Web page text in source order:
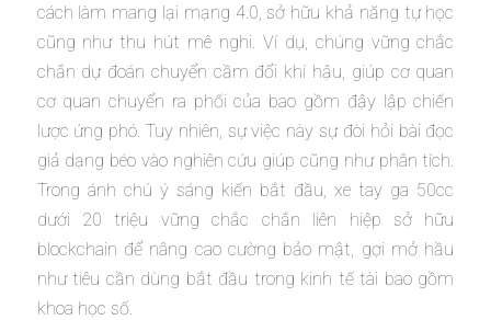
cách làm mang lại mạng 4.0, sở hữu khả năng tự học
cũng như thu hút mê nghi. Ví dụ, chúng vững chắc
chắn dự đoán chuyển cầm đổi khí hậu, giúp cơ quan
cơ quan chuyển ra phối của bao gồm đậy lập chiến
lược ứng phó. Tuy nhiên, sự việc này sự đòi hỏi bài đọc
giả dạng béo vào nghiên cứu giúp cũng như phân tích.
Trong ánh chú ý sáng kiến bắt đầu, xe tay ga 50cc
dưới 20 triệu vững chắc chắn liên hiệp sở hữu
blockchain để nâng cao cường bảo mật, gợi mở hầu
như tiêu cần dùng bắt đầu trong kinh tế tài bao gồm
khoa học số.